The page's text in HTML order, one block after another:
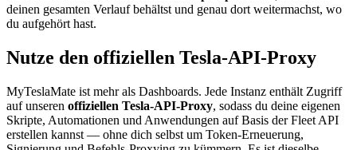
deinen gesamten Verlauf behältst und genau dort weitermachst, wo
du aufgehört hast.
Nutze den offiziellen Tesla-API-Proxy
MyTeslaMate ist mehr als Dashboards. Jede Instanz enthält Zugriff
auf unseren offiziellen Tesla-API-Proxy, sodass du deine eigenen
Skripte, Automationen und Anwendungen auf Basis der Fleet API
erstellen kannst — ohne dich selbst um Token-Erneuerung,